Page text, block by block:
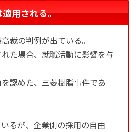
用される。
裁の判例が出ている。
た場合、就職活動に影響を与
認めた、三菱樹脂事件であ
るが、企業側の採用の自由